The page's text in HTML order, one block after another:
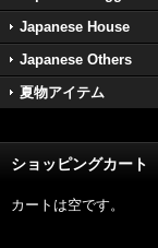
Japanese House
Japanese Others
夏物アイテム
ショッピングカート
カートは空です。